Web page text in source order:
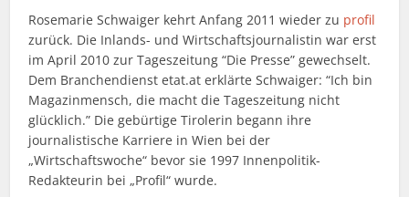
Rosemarie Schwaiger kehrt Anfang 2011 wieder zu profil
zurück. Die Inlands- und Wirtschaftsjournalistin war erst
im April 2010 zur Tageszeitung “Die Presse” gewechselt.
Dem Branchendienst etat.at erklärte Schwaiger: “Ich bin
Magazinmensch, die macht die Tageszeitung nicht
glücklich.” Die gebürtige Tirolerin begann ihre
journalistische Karriere in Wien bei der
„Wirtschaftswoche“ bevor sie 1997 Innenpolitik-
Redakteurin bei „Profil“ wurde.